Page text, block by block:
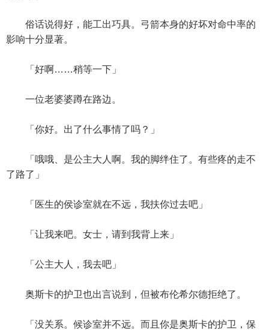
俗话说得好，能工出巧具。弓箭本身的好坏对命中率的
影响十分显著。
「好啊……稍等一下」
一位老婆婆蹲在路边。
「你好。出了什么事情了吗？」
「哦哦、是公主大人啊。我的脚绊住了。有些疼的走不
了路了」
「医生的侯诊室就在不远，我扶你过去吧」
「让我来吧。女士，请到我背上来」
「公主大人，我去吧」
奥斯卡的护卫也出言说到，但被布伦希尔德拒绝了。
「没关系。候诊室并不远。而且你是奥斯卡的护卫，保